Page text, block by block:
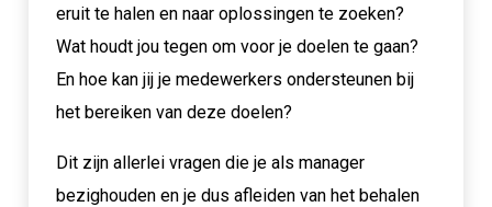
eruit te halen en naar oplossingen te zoeken?
Wat houdt jou tegen om voor je doelen te gaan?
En hoe kan jij je medewerkers ondersteunen bij
het bereiken van deze doelen?
Dit zijn allerlei vragen die je als manager
bezighouden en je dus afleiden van het behalen